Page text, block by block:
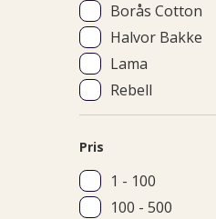
Borås Cotton
Halvor Bakke
Lama
Rebell
Pris
1 - 100
100 - 500